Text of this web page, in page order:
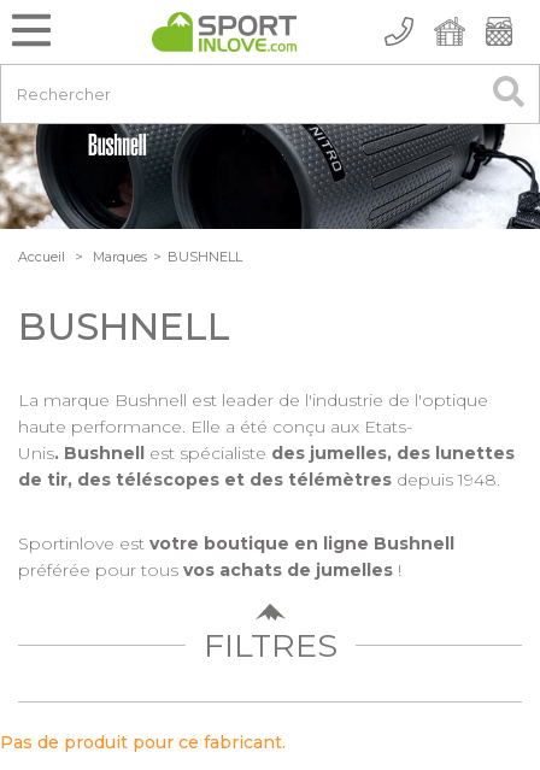
Accueil > Marques > BUSHNELL
BUSHNELL
La marque Bushnell est leader de l'industrie de l'optique
haute performance. Elle a été conçu aux Etats-
Unis. Bushnell est spécialiste des jumelles, des lunettes
de tir, des téléscopes et des télémètres depuis 1948.
Sportinlove est votre boutique en ligne Bushnell
préférée pour tous vos achats de jumelles !
FILTRES
Pas de produit pour ce fabricant.